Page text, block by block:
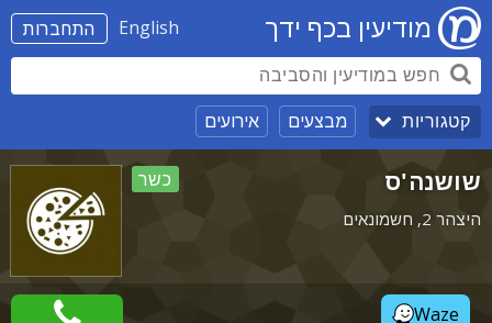
התחברות English מודיעין בכף ידך
קטגוריות מבצעים אירועים
כשר שושנה'ס
היצהר 2, חשמונאים
Waze